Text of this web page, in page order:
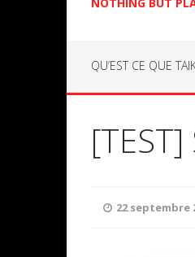
QU’EST CE QUE
22 septembre